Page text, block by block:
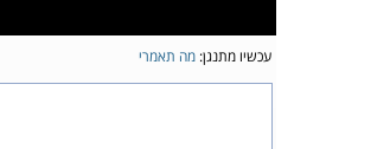
עכשיו מתנגן: מה תאמרי